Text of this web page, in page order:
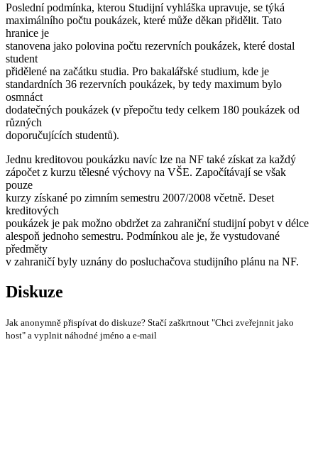
Poslední podmínka, kterou Studijní vyhláška upravuje, se týká
maximálního počtu poukázek, které může děkan přidělit. Tato
hranice je
stanovena jako polovina počtu rezervních poukázek, které dostal
student
přidělené na začátku studia. Pro bakalářské studium, kde je
standardních 36 rezervních poukázek, by tedy maximum bylo
osmnáct
dodatečných poukázek (v přepočtu tedy celkem 180 poukázek od
různých
doporučujících studentů).
Jednu kreditovou poukázku navíc lze na NF také získat za každý
zápočet z kurzu tělesné výchovy na VŠE. Započítávají se však
pouze
kurzy získané po zimním semestru 2007/2008 včetně. Deset
kreditových
poukázek je pak možno obdržet za zahraniční studijní pobyt v délce
alespoň jednoho semestru. Podmínkou ale je, že vystudované
předměty
v zahraničí byly uznány do posluchačova studijního plánu na NF.
Diskuze
Jak anonymně přispívat do diskuze? Stačí zaškrtnout "Chci zveřejnnit jako
host" a vyplnit náhodné jméno a e-mail